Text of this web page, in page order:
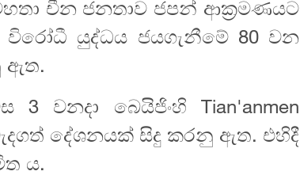
චීන ජනතාව ජපන් ආක්‍රමණයට
යුද්ධය ජයගැනීමේ 80 වන
ඇත.
වනදා බෙයිජිංහි Tian'anmen
දේශනයක් සිදු කරනු ඇත. එහිදී
ය.